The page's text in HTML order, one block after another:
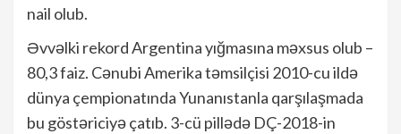
nail olub.
Əvvəlki rekord Argentina yığmasına məxsus olub –
80,3 faiz. Cənubi Amerika təmsilçisi 2010-cu ildə
dünya çempionatında Yunanıstanla qarşılaşmada
bu göstəriciyə çatıb. 3-cü pillədə DÇ-2018-in